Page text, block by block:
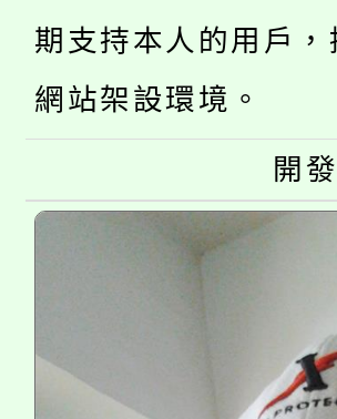
車」活動
桃園市115學
生本土語及新
公告本校115
代理(課)教師
公告本校115
代理(課)教師
轉知中國文化
《TA101》
程，歡迎學
心理、諮商輔
期支持本人的用戶
網站架設環境。
開